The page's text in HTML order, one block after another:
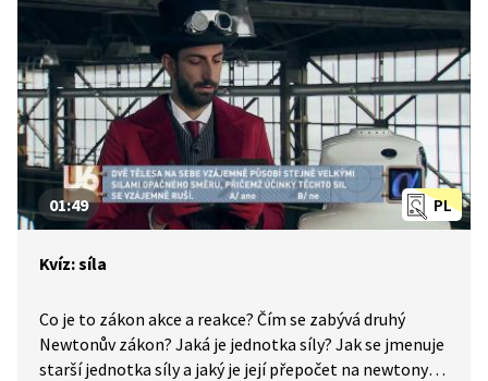
PL
01:49
Kvíz: síla
Co je to zákon akce a reakce? Čím se zabývá druhý
Newtonův zákon? Jaká je jednotka síly? Jak se jmenuje
starší jednotka síly a jaký je její přepočet na newtony?